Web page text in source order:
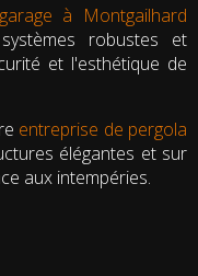
à Montgailhard
robustes et
et l'esthétique de
entreprise de pergola
élégantes et sur
aux intempéries.